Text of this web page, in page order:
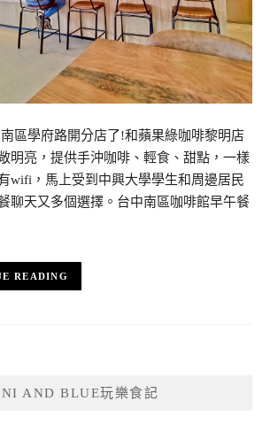
區學府路開分店了!和蘋果綠咖啡黎明店
明亮，提供手沖咖啡、輕食、甜點，一樣
wifi，馬上受到中興大學學生和周邊居民
聊天又多個選擇。台中南區咖啡館早午餐
READING
AND BLUE玩樂食記